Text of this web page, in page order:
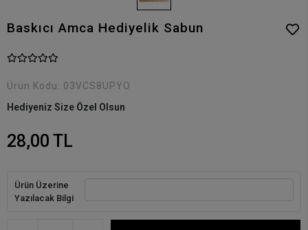
Baskıcı Amca Hediyelik Sabun
Ürün Kodu: 03VCS8UPYO
Hediyeniz Size Özel Olsun
28,00 TL
Ürün Üzerine
Yazılacak Bilgi